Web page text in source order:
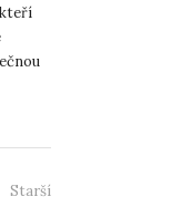
Starší